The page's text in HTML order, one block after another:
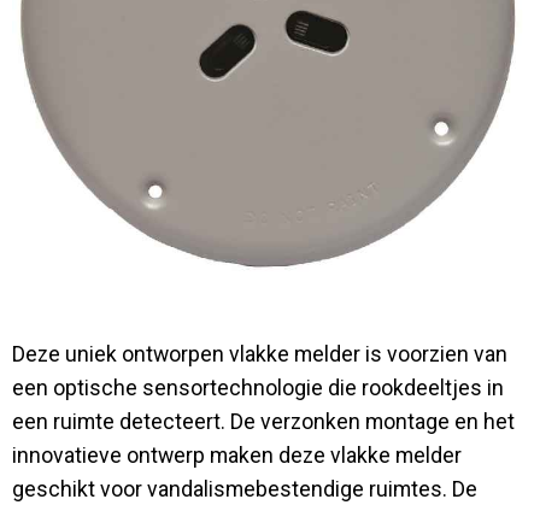
Deze uniek ontworpen vlakke melder is voorzien van
een optische sensortechnologie die rookdeeltjes in
een ruimte detecteert. De verzonken montage en het
innovatieve ontwerp maken deze vlakke melder
geschikt voor vandalismebestendige ruimtes. De